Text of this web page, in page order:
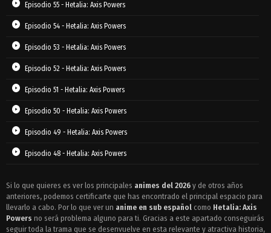
Episodio 55 - Hetalia: Axis Powers
Episodio 54 - Hetalia: Axis Powers
Episodio 53 - Hetalia: Axis Powers
Episodio 52 - Hetalia: Axis Powers
Episodio 51 - Hetalia: Axis Powers
Episodio 50 - Hetalia: Axis Powers
Episodio 49 - Hetalia: Axis Powers
Episodio 48 - Hetalia: Axis Powers
Episodio 46 - Hetalia: Axis Powers
Episodio 45 - Hetalia: Axis Powers
Si lo que quieres es ver los principales animes del 2026 y de otros años
anteriores, podemos certificarte que has encontrado el principal espacio para
llevarlo a cabo. Por lo que ver un anime en sub español como Hetalia: Axis
Powers no será problema alguno para ti. Gracias a este apartado conseguirás
seguir toda la trama que se desenvuelve en esta relevante y atractiva historia,